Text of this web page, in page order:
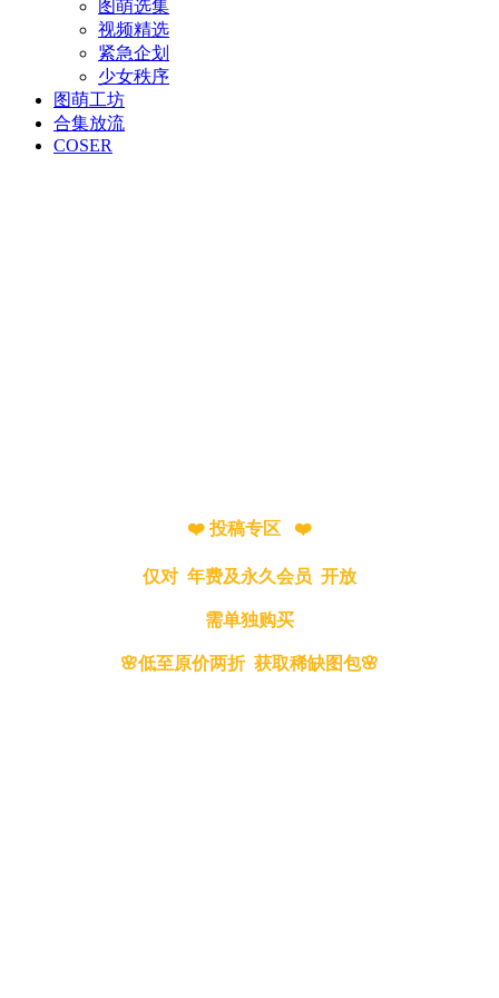
图萌选集
视频精选
紧急企划
少女秩序
图萌工坊
合集放流
COSER
❤️ 投稿专区 ❤️
仅对 年费及永久会员 开放
需单独购买
🌸低至原价两折 获取稀缺图包🌸